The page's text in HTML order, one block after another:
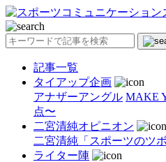
記事一覧
タイアップ企画
アナザーアングル MAKE
点〜
二宮清純オピニオン
二宮清純「スポーツのツボ
ライター陣